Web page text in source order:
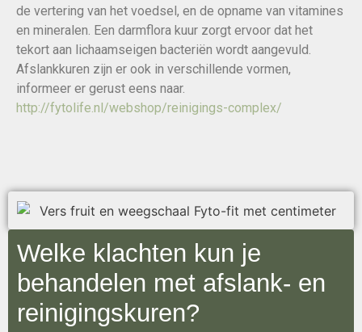
de vertering van het voedsel, en de opname van vitamines
en mineralen. Een darmflora kuur zorgt ervoor dat het
tekort aan lichaamseigen bacteriën wordt aangevuld.
Afslankkuren zijn er ook in verschillende vormen,
informeer er gerust eens naar.
http://fytolife.nl/webshop/reinigings-complex/
Welke klachten kun je
behandelen met afslank- en
reinigingskuren?